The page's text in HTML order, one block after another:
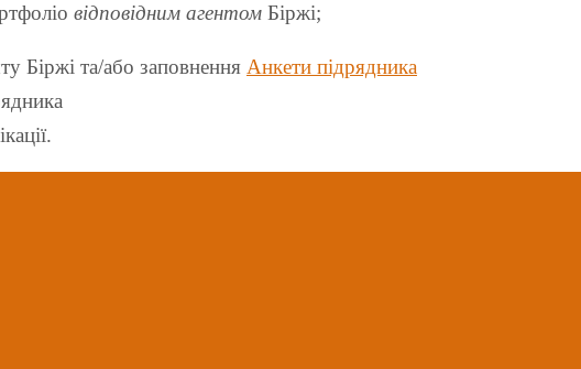
відповідним агентом Біржі;
Біржі та/або заповнення Анкети підрядника